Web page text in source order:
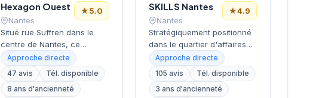
Hexagon Ouest
Nantes
★5.0
Situé rue Suffren dans le
centre de Nantes, ce
cabinet de recrutement
développe ses activités de
conseil en ressources
humaines auprès
Approche directe
47 avis
Tél. disponible
8 ans d'ancienneté
SKILLS Nantes
Nantes
★4.9
Stratégiquement positionné
dans le quartier d'affaires
Euronantes, ce cabinet de
recrutement accompagne
les entreprises nantaises
dans leurs recherches de
Approche directe
105 avis
Tél. disponible
3 ans d'ancienneté